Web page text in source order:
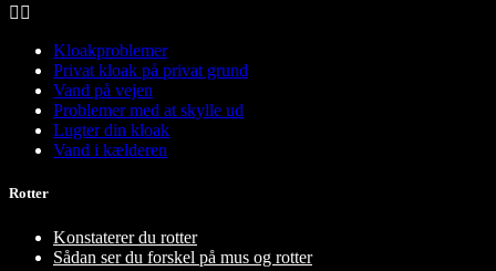
Kloakproblemer
Privat kloak på privat grund
Vand på vejen
Problemer med at skylle ud
Lugter din kloak
Vand i kælderen
Rotter
Konstaterer du rotter
Sådan ser du forskel på mus og rotter